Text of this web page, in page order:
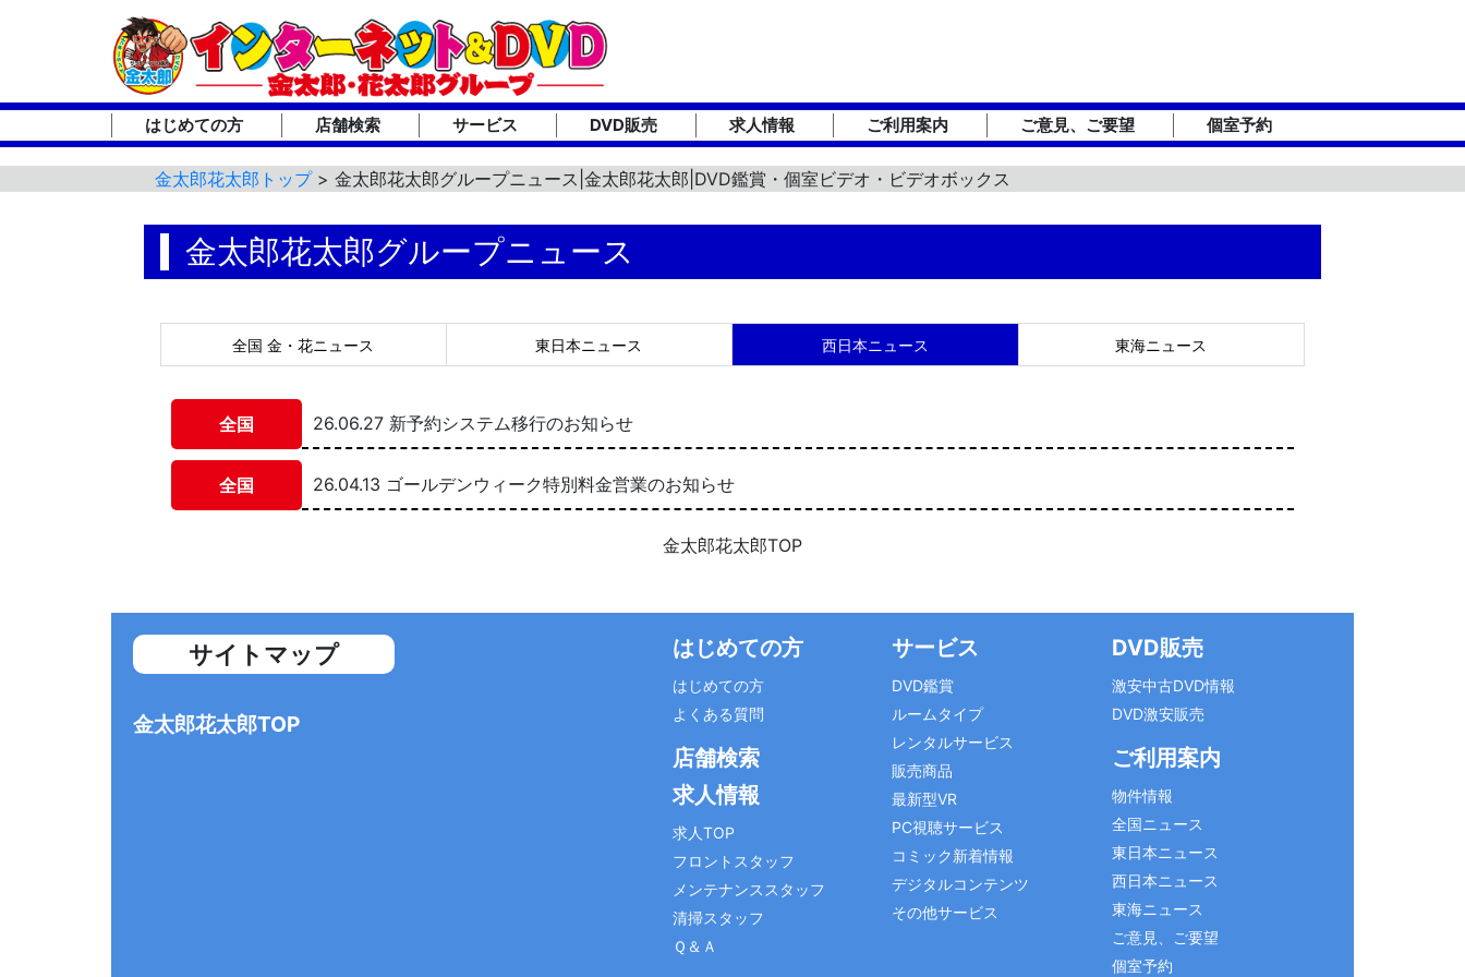
はじめての方 店舗検索 サービス DVD販売 求人情報 ご利用案内 ご意見、ご要望 個室予約
金太郎花太郎トップ> 金太郎花太郎グループニュース|金太郎花太郎|DVD鑑賞・個室ビデオ・ビデオボックス
金太郎花太郎グループニュース
全国 金・花ニュース 東日本ニュース 西日本ニュース 東海ニュース
全国 26.06.27 新予約システム移行のお知らせ
全国 26.04.13 ゴールデンウィーク特別料金営業のお知らせ
金太郎花太郎TOP
サイトマップ
金太郎花太郎TOP
はじめての方
はじめての方
よくある質問
店舗検索
求人情報
求人TOP
フロントスタッフ
メンテナンススタッフ
清掃スタッフ
Ｑ＆Ａ
サービス
DVD鑑賞
ルームタイプ
レンタルサービス
販売商品
最新型VR
PC視聴サービス
コミック新着情報
デジタルコンテンツ
その他サービス
DVD販売
激安中古DVD情報
DVD激安販売
ご利用案内
物件情報
全国ニュース
東日本ニュース
西日本ニュース
東海ニュース
ご意見、ご要望
個室予約